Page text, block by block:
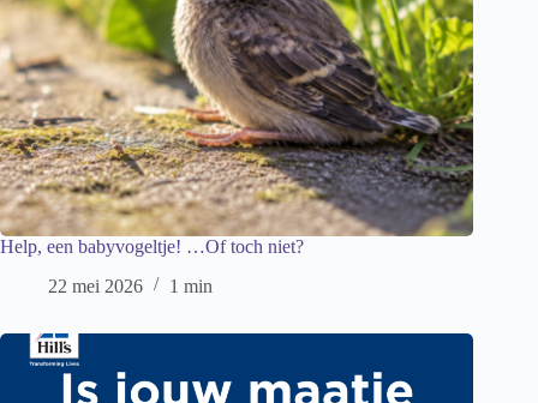
Help, een babyvogeltje! …Of toch niet?
22 mei 2026
1 min